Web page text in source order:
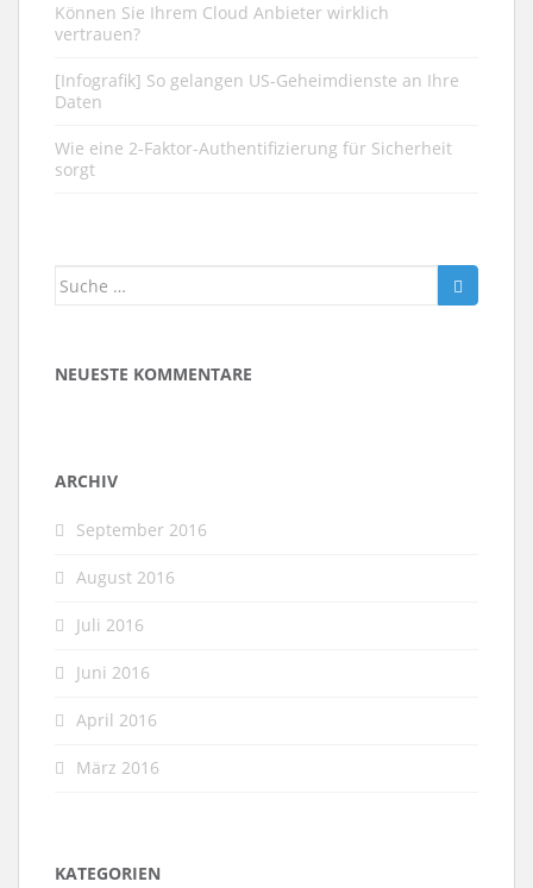
Können Sie Ihrem Cloud Anbieter wirklich
vertrauen?
[Infografik] So gelangen US-Geheimdienste an Ihre
Daten
Wie eine 2-Faktor-Authentifizierung für Sicherheit
sorgt
Suche nach:
NEUESTE KOMMENTARE
ARCHIV
September 2016
August 2016
Juli 2016
Juni 2016
April 2016
März 2016
KATEGORIEN